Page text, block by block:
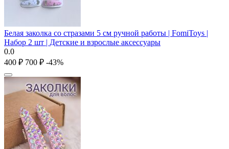
Белая заколка со стразами 5 см ручной работы | FomiToys |
Набор 2 шт | Детские и взрослые аксессуары
0.0
‍400‍ ₽ ‍700‍ ₽ -43%